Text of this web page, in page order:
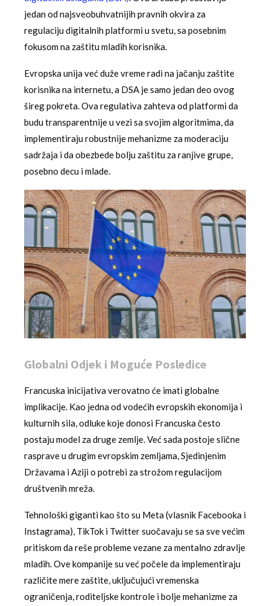
jedan od najsveobuhvatnijih pravnih okvira za
regulaciju digitalnih platformi u svetu, sa posebnim
fokusom na zaštitu mladih korisnika.
Evropska unija već duže vreme radi na jačanju zaštite
korisnika na internetu, a DSA je samo jedan deo ovog
šireg pokreta. Ova regulativa zahteva od platformi da
budu transparentnije u vezi sa svojim algoritmima, da
implementiraju robustnije mehanizme za moderaciju
sadržaja i da obezbede bolju zaštitu za ranjive grupe,
posebno decu i mlade.
Globalni Odjek i Moguće Posledice
Francuska inicijativa verovatno će imati globalne
implikacije. Kao jedna od vodećih evropskih ekonomija i
kulturnih sila, odluke koje donosi Francuska često
postaju model za druge zemlje. Već sada postoje slične
rasprave u drugim evropskim zemljama, Sjedinjenim
Državama i Aziji o potrebi za strožom regulacijom
društvenih mreža.
Tehnološki giganti kao što su Meta (vlasnik Facebooka i
Instagrama), TikTok i Twitter suočavaju se sa sve većim
pritiskom da reše probleme vezane za mentalno zdravlje
mladih. Ove kompanije su već počele da implementiraju
različite mere zaštite, uključujući vremenska
ograničenja, roditeljske kontrole i bolje mehanizme za